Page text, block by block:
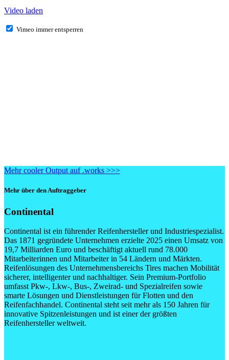
Video laden
Vimeo immer entsperren
Mehr cooler Output auf .works >>>
Mehr über den Auftraggeber
Continental
Continental ist ein führender Reifenhersteller und Industriespezialist.
Das 1871 gegründete Unternehmen erzielte 2025 einen Umsatz von
19,7 Milliarden Euro und beschäftigt aktuell rund 78.000
Mitarbeiterinnen und Mitarbeiter in 54 Ländern und Märkten.
Reifenlösungen des Unternehmensbereichs Tires machen Mobilität
sicherer, intelligenter und nachhaltiger. Sein Premium-Portfolio
umfasst Pkw-, Lkw-, Bus-, Zweirad- und Spezialreifen sowie
smarte Lösungen und Dienstleistungen für Flotten und den
Reifenfachhandel. Continental steht seit mehr als 150 Jahren für
innovative Spitzenleistungen und ist einer der größten
Reifenhersteller weltweit.